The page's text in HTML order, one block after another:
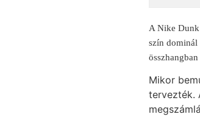
A Nike
szín dominál
Mikor
tervezték.